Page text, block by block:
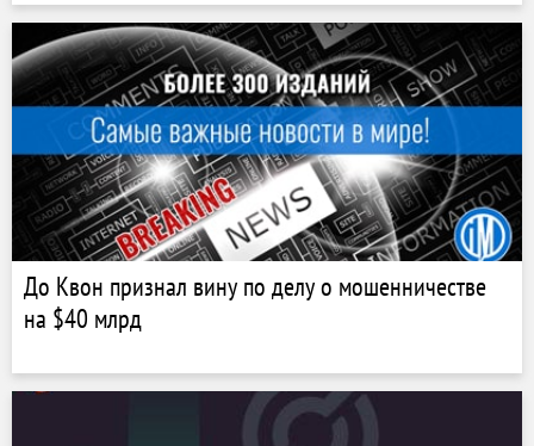
До Квон признал вину по делу о мошенничестве
на $40 млрд